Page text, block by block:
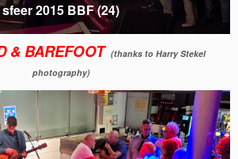
sfeer 2015 BBF (25)
& BAREFOOT (thanks to Harry Stekel
photography)